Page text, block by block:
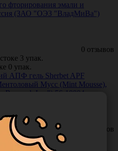
фторирования эмали и
(ЗАО "ОЭЗ "ВладМиВа")
0 отзывов
3 упак.
0 упак.
АПФ гель Sherbet APF
Мусс (Mint Mousse),
Inc.") 56-10004
0 отзывов
0 шт.
0 шт.